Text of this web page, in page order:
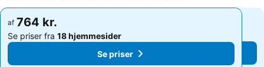
af 764 kr.
Se priser fra 18 hjemmesider
Se priser
af 764 kr.
Se priser fra 18 hjemmesider
Se priser